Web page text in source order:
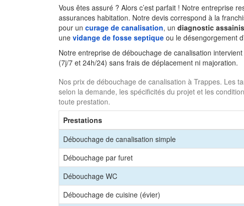
Vous êtes assuré ? Alors c’est parfait ! Notre entreprise
assurances habitation. Notre devis correspond à la
pour un curage de canalisation, un diagnostic
une vidange de fosse septique ou le désengorgement
Notre entreprise de débouchage de canalisation
(7j/7 et 24h/24) sans frais de déplacement ni majoration.
Nos prix de débouchage de canalisation à Trappes. Les
selon la demande, les spécificités du projet et les
toute prestation.
Prestations
Débouchage de canalisation simple
Débouchage par furet
Débouchage WC
Débouchage de cuisine (évier)